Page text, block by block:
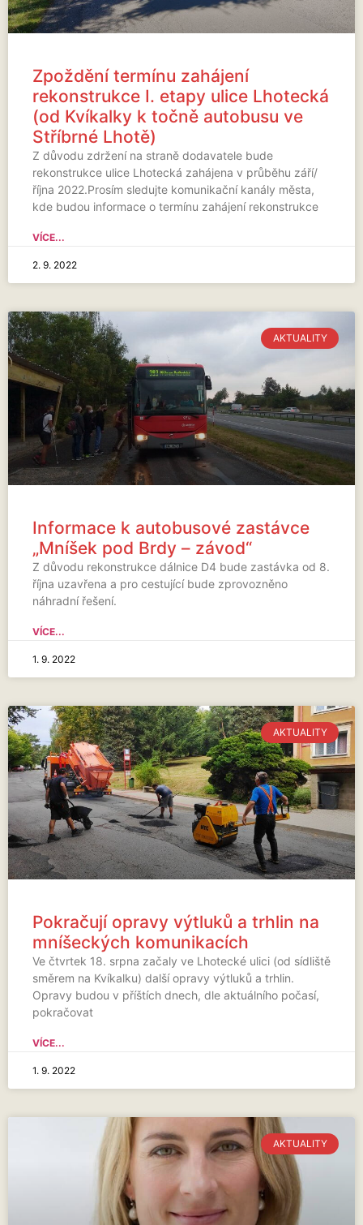
Zpoždění termínu zahájení
rekonstrukce I. etapy ulice Lhotecká
(od Kvíkalky k točně autobusu ve
Stříbrné Lhotě)
Z důvodu zdržení na straně dodavatele bude
rekonstrukce ulice Lhotecká zahájena v průběhu září/
října 2022.Prosím sledujte komunikační kanály města,
kde budou informace o termínu zahájení rekonstrukce
VÍCE...
2. 9. 2022
AKTUALITY
Informace k autobusové zastávce
„Mníšek pod Brdy – závod“
Z důvodu rekonstrukce dálnice D4 bude zastávka od 8.
října uzavřena a pro cestující bude zprovozněno
náhradní řešení.
VÍCE...
1. 9. 2022
AKTUALITY
Pokračují opravy výtluků a trhlin na
mníšeckých komunikacích
Ve čtvrtek 18. srpna začaly ve Lhotecké ulici (od sídliště
směrem na Kvíkalku) další opravy výtluků a trhlin.
Opravy budou v příštích dnech, dle aktuálního počasí,
pokračovat
VÍCE...
1. 9. 2022
AKTUALITY